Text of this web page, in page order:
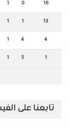
1 0 16
1 1 13
1 4 4
1 5 1
تابعنا على